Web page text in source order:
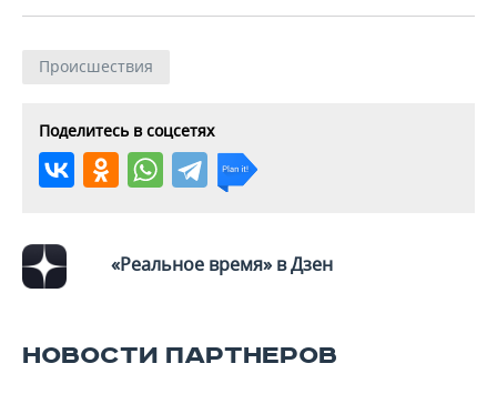
Происшествия
Поделитесь в соцсетях
«Реальное время» в Дзен
НОВОСТИ ПАРТНЕРОВ